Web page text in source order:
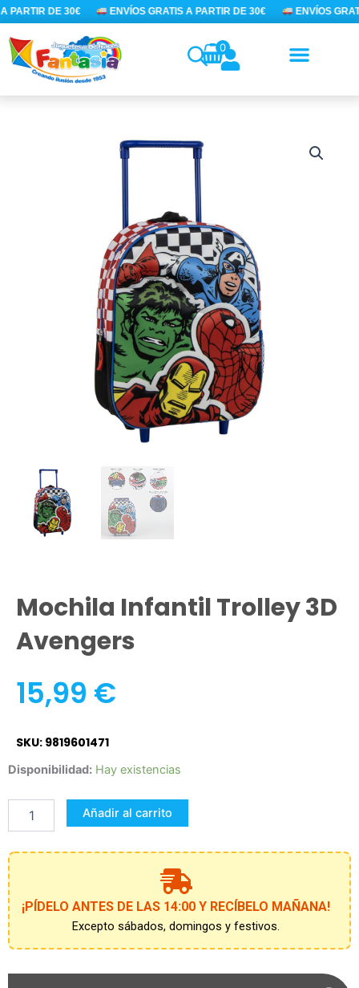
Ir
al
contenido
PARTIR DE 30€ ENVÍOS GRATIS A PARTIR DE 30€ ENVÍOS
0
Mochila Infantil Trolley 3D
Avengers
15,99 €
SKU: 9819601471
Disponibilidad: Hay existencias
Mochila
Trolley
Avengers
Añadir al carrito
¡PÍDELO ANTES DE LAS 14:00 Y RECÍBELO MAÑANA!
Excepto sábados, domingos y festivos.